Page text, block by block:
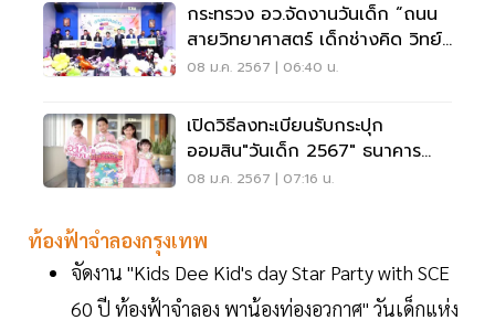
กระทรวง อว.จัดงานวันเด็ก “ถนน
สายวิทยาศาสตร์ เด็กช่างคิด วิทย์
สร้างฝัน”
08 ม.ค. 2567 | 06:40 น.
เปิดวิธีลงทะเบียนรับกระปุก
ออมสิน"วันเด็ก 2567" ธนาคาร
ออมสิน
08 ม.ค. 2567 | 07:16 น.
ท้องฟ้าจำลองกรุงเทพ
จัดงาน "Kids Dee Kid's day Star Party with SCE
60 ปี ท้องฟ้าจำลอง พาน้องท่องอวกาศ" วันเด็กแห่ง